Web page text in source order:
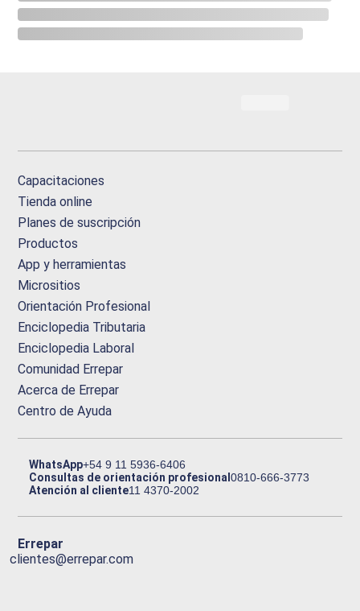
Capacitaciones
Tienda online
Planes de suscripción
Productos
App y herramientas
Micrositios
Orientación Profesional
Enciclopedia Tributaria
Enciclopedia Laboral
Comunidad Errepar
Acerca de Errepar
Centro de Ayuda
WhatsApp+54 9 11 5936-6406
Consultas de orientación profesional0810-666-3773
Atención al cliente11 4370-2002
Errepar
clientes@errepar.com